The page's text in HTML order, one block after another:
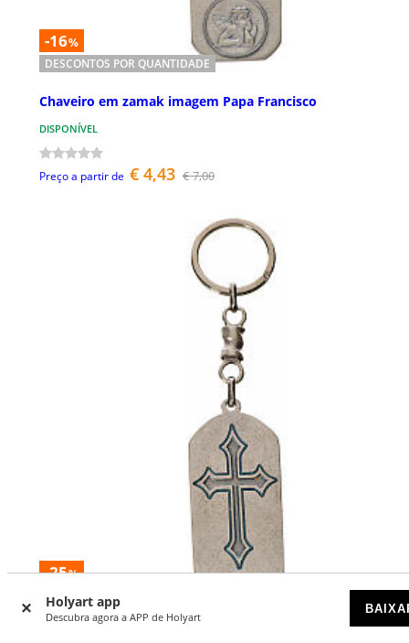
Holyart app
Descubra agora a APP de Holyart
-16%
DESCONTOS POR QUANTIDADE
Chaveiro em zamak imagem Papa Francisco
DISPONÍVEL
Preço a partir de € 4,43 € 7,00
-25%
DESCONTOS POR QUANTIDADE
Chaveiro em zamak imagem Nossa Senhora de Lourdes